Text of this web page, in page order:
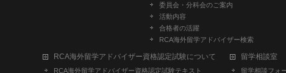
委員会・分科会のご案内
活動内容
合格者の活躍
RCA海外留学アドバイザー検索
RCA海外留学アドバイザー資格認定試験について
RCA海外留学アドバイザー資格認定試験テキスト
留学相談室
留学相談フォ